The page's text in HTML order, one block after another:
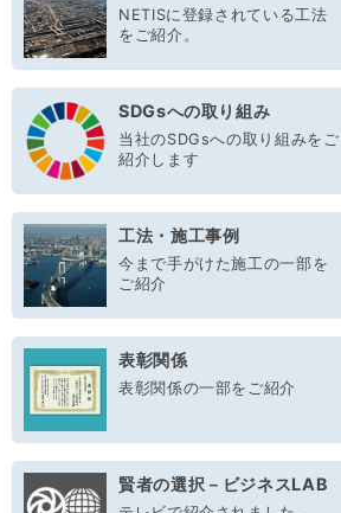
NETISに登録されている工法
をご紹介。
SDGsへの取り組み
当社のSDGsへの取り組みをご
紹介します
工法・施工事例
今まで手がけた施工の一部を
ご紹介
表彰関係
表彰関係の一部をご紹介
賢者の選択－ビジネスLAB